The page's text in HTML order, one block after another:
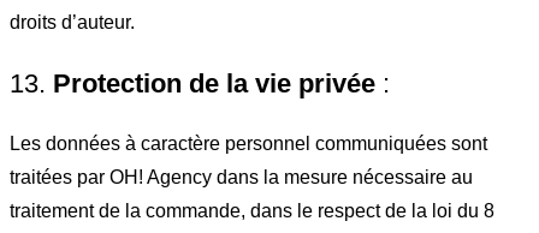
droits d’auteur.
13. Protection de la vie privée :
Les données à caractère personnel communiquées sont
traitées par OH! Agency dans la mesure nécessaire au
traitement de la commande, dans le respect de la loi du 8